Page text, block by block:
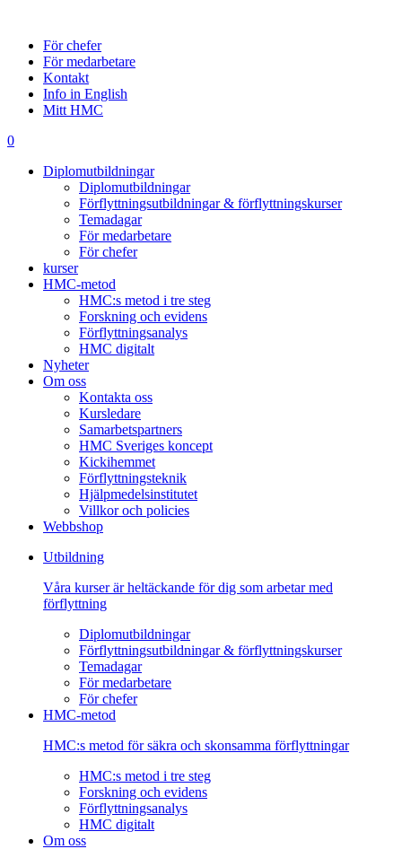
För chefer
För medarbetare
Kontakt
Info in English
Mitt HMC
0
Diplomutbildningar
Diplomutbildningar
Förflyttningsutbildningar & förflyttningskurser
Temadagar
För medarbetare
För chefer
kurser
HMC-metod
HMC:s metod i tre steg
Forskning och evidens
Förflyttningsanalys
HMC digitalt
Nyheter
Om oss
Kontakta oss
Kursledare
Samarbetspartners
HMC Sveriges koncept
Kickihemmet
Förflyttningsteknik
Hjälpmedelsinstitutet
Villkor och policies
Webbshop
Utbildning
Våra kurser är heltäckande för dig som arbetar med
förflyttning
Diplomutbildningar
Förflyttningsutbildningar & förflyttningskurser
Temadagar
För medarbetare
För chefer
HMC-metod
HMC:s metod för säkra och skonsamma förflyttningar
HMC:s metod i tre steg
Forskning och evidens
Förflyttningsanalys
HMC digitalt
Om oss